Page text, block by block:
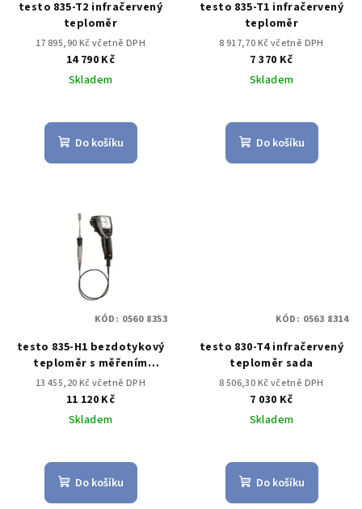
testo 835-T2 infračervený
teploměr
17 895,90 Kč včetně DPH
14 790 Kč
Skladem
Do košíku
testo 835-T1 infračervený
teploměr
8 917,70 Kč včetně DPH
7 370 Kč
Skladem
Do košíku
testo 835-H1 bezdotykový
teploměr s měřením
vlhkosti
13 455,20 Kč včetně DPH
11 120 Kč
Skladem
Do košíku
KÓD: 0560 8353
testo 830-T4 infračervený
teploměr sada
8 506,30 Kč včetně DPH
7 030 Kč
Skladem
Do košíku
KÓD: 0563 8314